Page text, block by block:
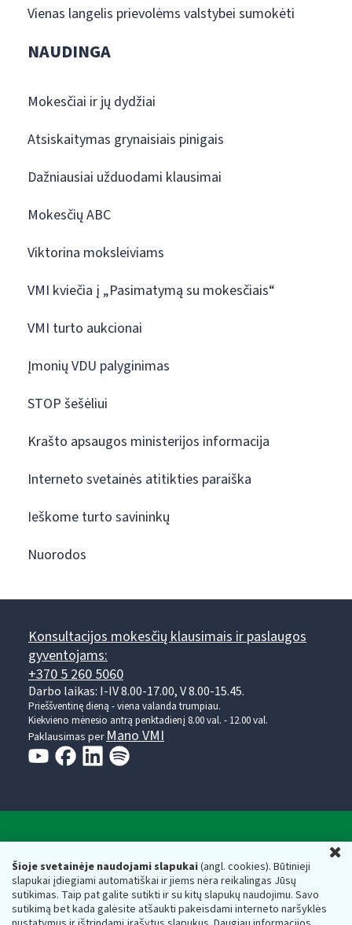
Šioje svetainėje naudojami slapukai(angl. cookies). Būtinieji
slapukai įdiegiami automatiškai ir jiems nėra reikalingas Jūsų
sutikimas. Taip pat galite sutikti ir su kitų slapukų naudojimu. Savo
sutikimą bet kada galėsite atšaukti pakeisdami interneto naršyklės
Vienas langelis prievolėms valstybei sumokėti
NAUDINGA
Mokesčiai ir jų dydžiai
Atsiskaitymas grynaisiais pinigais
Dažniausiai užduodami klausimai
Mokesčių ABC
Viktorina moksleiviams
VMI kviečia į „Pasimatymą su mokesčiais“
VMI turto aukcionai
Įmonių VDU palyginimas
STOP šešėliui
Krašto apsaugos ministerijos informacija
Interneto svetainės atitikties paraiška
Ieškome turto savininkų
Nuorodos
Konsultacijos mokesčių klausimais ir paslaugos
gyventojams:
+370 5 260 5060
Darbo laikas: I-IV 8.00-17.00, V 8.00-15.45.
Prieššventinę dieną - viena valanda trumpiau.
Kiekvieno mėnesio antrą penktadienį 8.00 val. - 12.00 val.
Paklausimas per Mano VMI
Respublikos finansų ministerijos
Biudžetinė įstaiga. Juridinio asmens kodas — 188659752,
adresas: Vasario 16-osios g. 14, 01107 Vilnius, Lietuva, el.paštas:
vmi@vmi.lt, E. pristatymo dėžutės adresas 188659752